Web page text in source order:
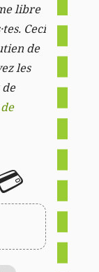
libre
Ceci
de
les